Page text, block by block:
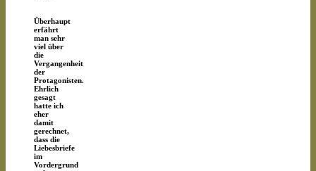
Überhaupt
erfährt
man sehr
viel über
die
Vergangenheit
der
Protagonisten.
Ehrlich
gesagt
hatte ich
eher
damit
gerechnet,
dass die
Liebesbriefe
im
Vordergrund